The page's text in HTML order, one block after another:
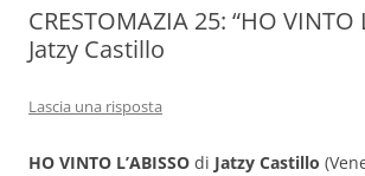
CRESTOMAZIA 25: “HO VINTO
Jatzy Castillo
Lascia una risposta
HO VINTO L’ABISSO di Jatzy Castillo